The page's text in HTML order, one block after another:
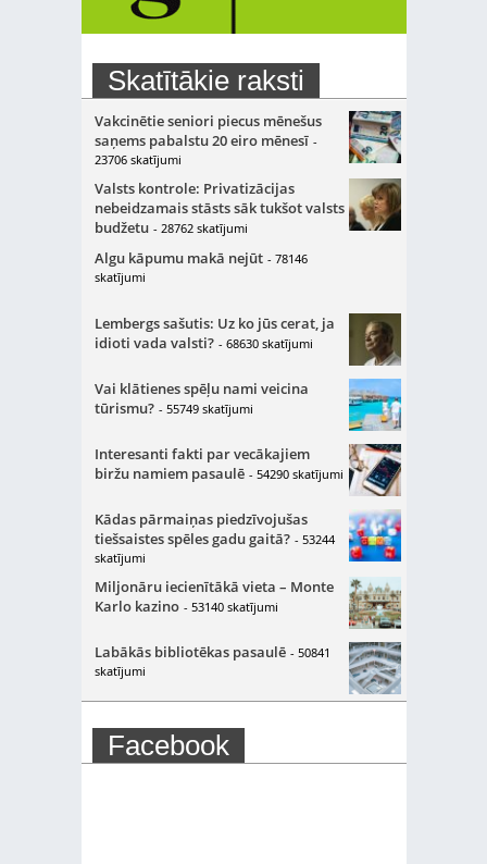
Skatītākie raksti
Vakcinētie seniori piecus mēnešus
saņems pabalstu 20 eiro mēnesī -
23706 skatījumi
Valsts kontrole: Privatizācijas
nebeidzamais stāsts sāk tukšot valsts
budžetu - 28762 skatījumi
Algu kāpumu makā nejūt - 78146
skatījumi
Lembergs sašutis: Uz ko jūs cerat, ja
idioti vada valsti? - 68630 skatījumi
Vai klātienes spēļu nami veicina
tūrismu? - 55749 skatījumi
Interesanti fakti par vecākajiem
biržu namiem pasaulē - 54290 skatījumi
Kādas pārmaiņas piedzīvojušas
tiešsaistes spēles gadu gaitā? - 53244
skatījumi
Miljonāru iecienītākā vieta – Monte
Karlo kazino - 53140 skatījumi
Labākās bibliotēkas pasaulē - 50841
skatījumi
Facebook